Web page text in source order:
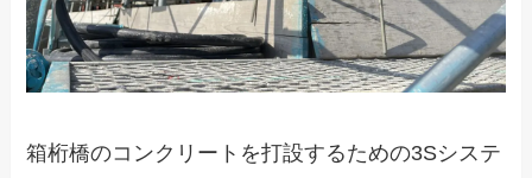
箱桁橋のコンクリートを打設するための3Sシステ